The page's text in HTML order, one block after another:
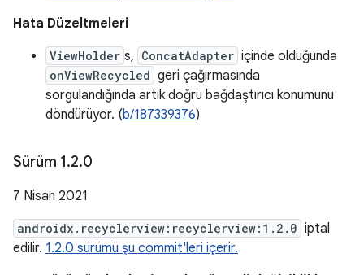
Hata Düzeltmeleri
ViewHolder s, ConcatAdapter içinde olduğunda
onViewRecycled geri çağırmasında
sorgulandığında artık doğru bağdaştırıcı konumunu
döndürüyor. (b/187339376)
Sürüm 1.2.0
7 Nisan 2021
androidx.recyclerview:recyclerview:1.2.0 iptal
edilir. 1.2.0 sürümü şu commit'leri içerir.